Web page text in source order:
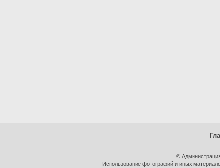
©
Использование фотографий и иных